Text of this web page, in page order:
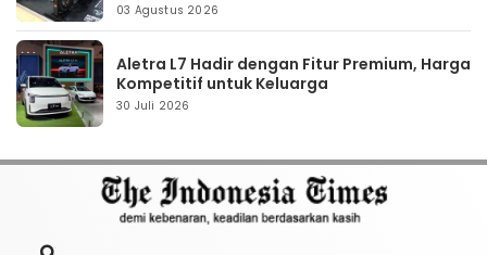
03 Agustus 2026
Aletra L7 Hadir dengan Fitur Premium, Harga
Kompetitif untuk Keluarga
30 Juli 2026